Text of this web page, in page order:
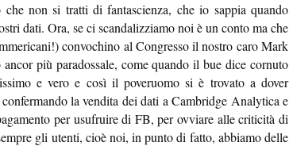
non si tratti di fantascienza, che io sappia quando
dati. Ora, se ci scandalizziamo noi è un conto ma che
convochino al Congresso il nostro caro Mark
più paradossale, come quando il bue dice cornuto
e vero e così il poveruomo si è trovato a dover
la vendita dei dati a Cambridge Analytica e
per usufruire di FB, per ovviare alle criticità di
gli utenti, cioè noi, in punto di fatto, abbiamo delle